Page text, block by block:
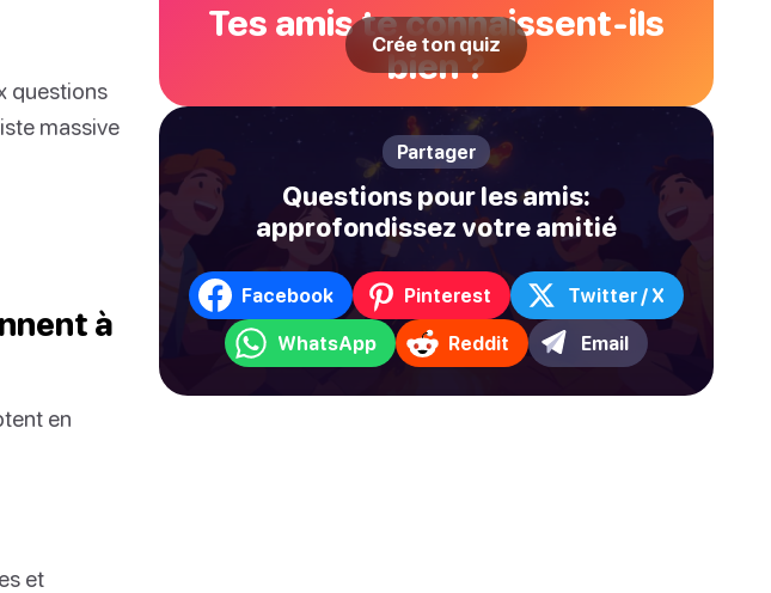
questions
massive
à
en
et
Tes amis te connaissent-ils
bien ?
Crée ton quiz
Partager
Questions pour les amis:
approfondissez votre amitié
Facebook Pinterest Twitter / X
WhatsApp Reddit Email